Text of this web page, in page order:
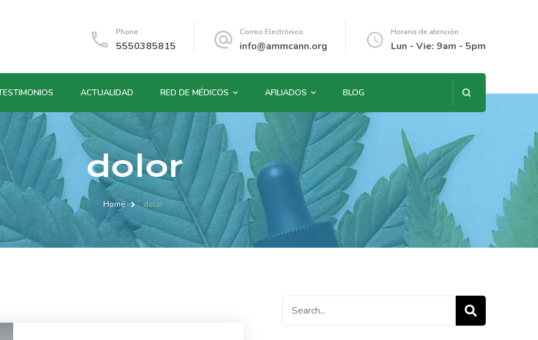
Phone
5550385815
Correo Electrónico
info@ammcann.org
Horario de atención
Lun - Vie: 9am - 5pm
ACTUALIDAD RED DE MÉDICOS AFILIADOS BLOG
dolor
Home dolor
Search
for: